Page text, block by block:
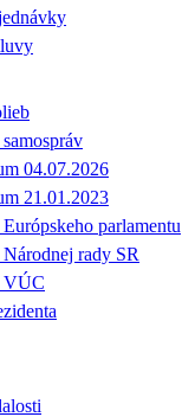
04.07.2026
21.01.2023
parlamentu
rady SR
VÚC